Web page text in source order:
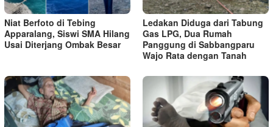
Niat Berfoto di Tebing
Apparalang, Siswi SMA Hilang
Usai Diterjang Ombak Besar
Ledakan Diduga dari Tabung
Gas LPG, Dua Rumah
Panggung di Sabbangparu
Wajo Rata dengan Tanah